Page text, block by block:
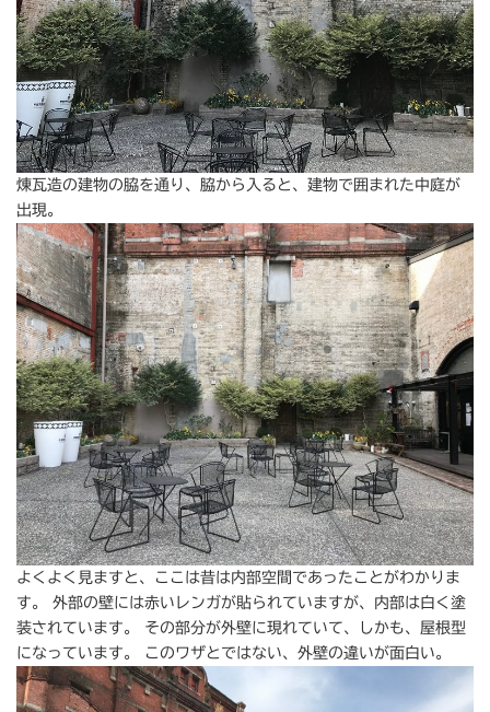
煉瓦造の建物の脇を通り、脇から入ると、建物で囲まれた中庭が
出現。
よくよく見ますと、ここは昔は内部空間であったことがわかりま
す。 外部の壁には赤いレンガが貼られていますが、内部は白く塗
装されています。 その部分が外壁に現れていて、しかも、屋根型
になっています。 このワザとではない、外壁の違いが面白い。